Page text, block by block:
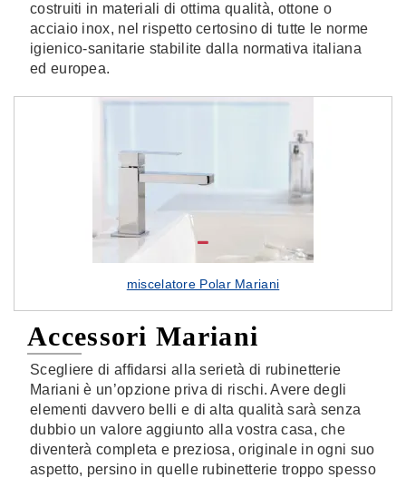
costruiti in materiali di ottima qualità, ottone o
acciaio inox, nel rispetto certosino di tutte le norme
igienico-sanitarie stabilite dalla normativa italiana
ed europea.
miscelatore Polar Mariani
Accessori Mariani
Scegliere di affidarsi alla serietà di rubinetterie
Mariani è un’opzione priva di rischi. Avere degli
elementi davvero belli e di alta qualità sarà senza
dubbio un valore aggiunto alla vostra casa, che
diventerà completa e preziosa, originale in ogni suo
aspetto, persino in quelle rubinetterie troppo spesso